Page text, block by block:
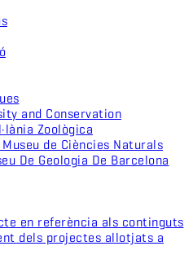
and Conservation
Zoològica
de Ciències Naturals
De Geologia De Barcelona
en referència als continguts
dels projectes allotjats a